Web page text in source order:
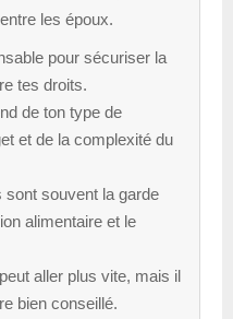
les époux.
pour sécuriser la
tes droits.
de ton type de
et de la complexité du
souvent la garde
alimentaire et le
aller plus vite, mais il
bien conseillé.